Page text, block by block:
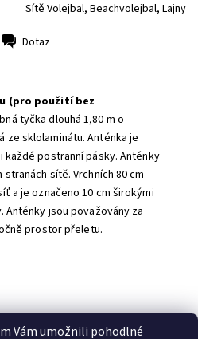
Sítě Volejbal, Beachvolejbal, Lajny
Dotaz
(pro použití bez
tyčka dlouhá 1,80 m o
ze sklolaminátu. Anténka je
každé postranní pásky. Anténky
sítě. Vrchních 80 cm
a je označeno 10 cm širokými
jsou považovány za
prostor přeletu.
k této položce.
Vám umožnili pohodlné